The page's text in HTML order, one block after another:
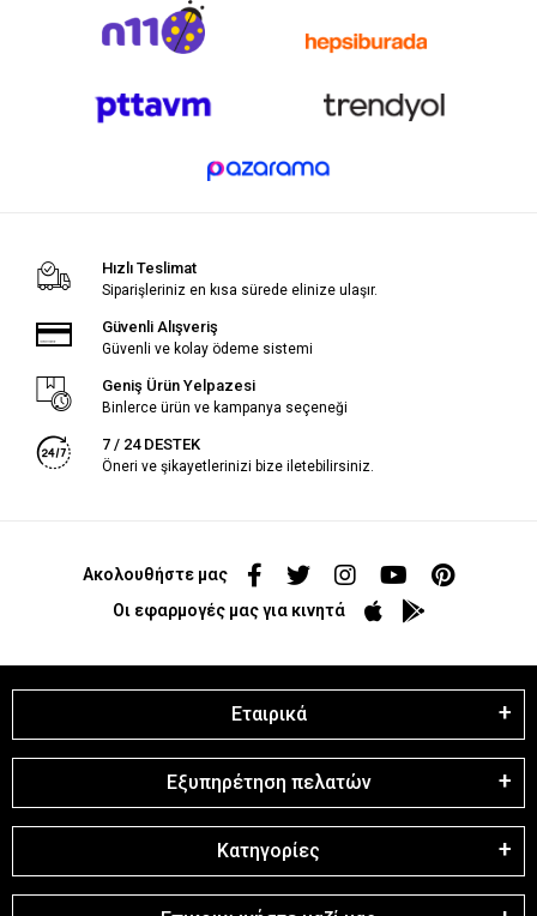
Hızlı Teslimat
Siparişleriniz en kısa sürede elinize ulaşır.
Güvenli Alışveriş
Güvenli ve kolay ödeme sistemi
Geniş Ürün Yelpazesi
Binlerce ürün ve kampanya seçeneği
7 / 24 DESTEK
Öneri ve şikayetlerinizi bize iletebilirsiniz.
Ακολουθήστε μας
Οι εφαρμογές μας για κινητά
Εταιρικά
Εξυπηρέτηση πελατών
Κατηγορίες